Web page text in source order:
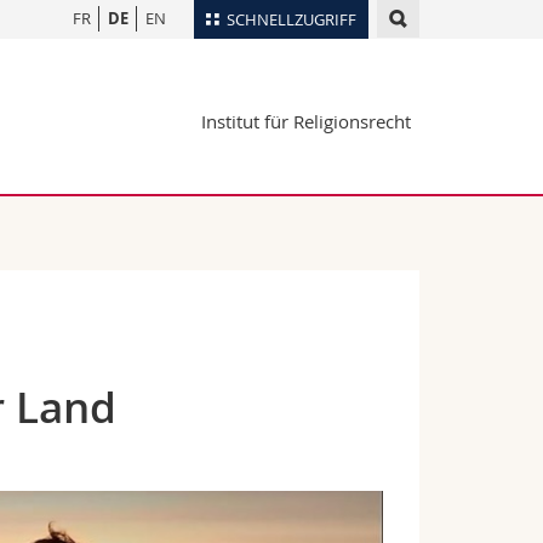
SCHNELLZUGRIFF
Ortsplan
Webmail
FR DE EN
Institut für Religionsrecht
Land